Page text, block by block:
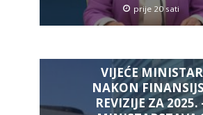
prije 20 sati
VIJEĆE
NAKON
REVIZIJE ZA 2025.